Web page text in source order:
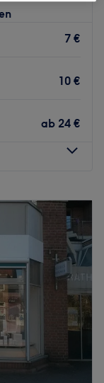
7 €
10 €
ab 24 €
09:00–19:00
19:00
09:00–18:00
Geschlossen
Geschlossen
gibt es bei
Das
für alle
jetzt deinen